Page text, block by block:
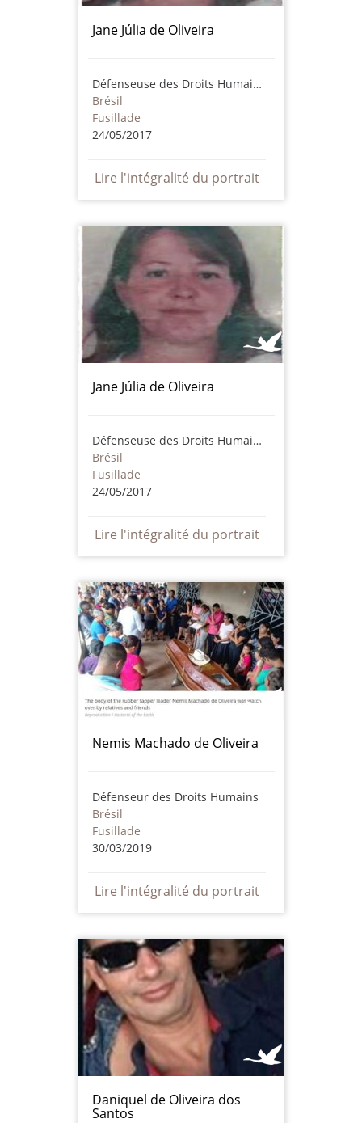
Jane Júlia de Oliveira
Défenseuse des Droits Humains
Brésil
Fusillade
24/05/2017
Lire l'intégralité du portrait
Jane Júlia de Oliveira
Défenseuse des Droits Humains
Brésil
Fusillade
24/05/2017
Lire l'intégralité du portrait
Nemis Machado de Oliveira
Défenseur des Droits Humains
Brésil
Fusillade
30/03/2019
Lire l'intégralité du portrait
Daniquel de Oliveira dos
Santos